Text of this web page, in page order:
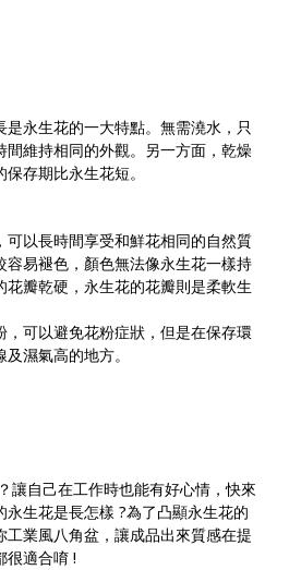
永生花的一大特點。無需澆水，只
維持相同的外觀。另一方面，乾燥
存期比永生花短。
可以長時間享受和鮮花相同的自然質
容易褪色，顏色無法像永生花一樣持
花瓣乾硬，永生花的花瓣則是柔軟生
，可以避免花粉症狀，但是在保存環
濕氣高的地方。
讓自己在工作時也能有好心情，快來
生花是長怎樣 ?為了凸顯永生花的
工業風八角盆，讓成品出來質感在提
很適合唷 !